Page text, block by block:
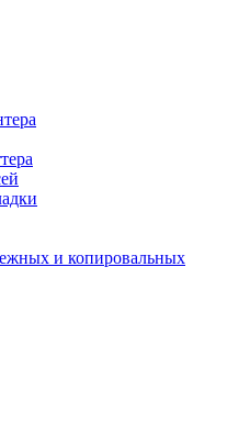
и копировальных